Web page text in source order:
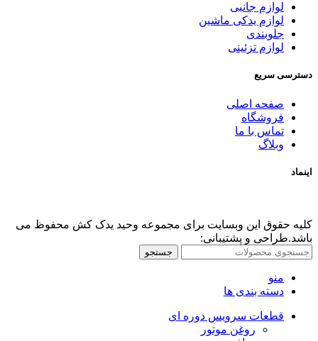
لوازم جانبی
لوازم یدکی ماشین
جلوبندی
لوازم تزئینی
دسترسی سریع
صفحه اصلی
فروشگاه
تماس با ما
وبلاگ
اینماد
کلیه حقوق این وبسایت برای مجموعه وحید یدک کش محفوظ می
باشد.طراحی و پشتیبانی:
جستجو
منو
دسته بندی ها
قطعات سرویس دوره ای
روغن موتور